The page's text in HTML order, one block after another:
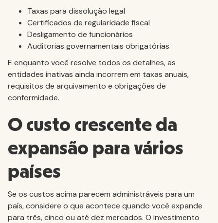
Taxas para dissolução legal
Certificados de regularidade fiscal
Desligamento de funcionários
Auditorias governamentais obrigatórias
E enquanto você resolve todos os detalhes, as
entidades inativas ainda incorrem em taxas anuais,
requisitos de arquivamento e obrigações de
conformidade.
O custo crescente da
expansão para vários
países
Se os custos acima parecem administráveis para um
país, considere o que acontece quando você expande
para três, cinco ou até dez mercados. O investimento